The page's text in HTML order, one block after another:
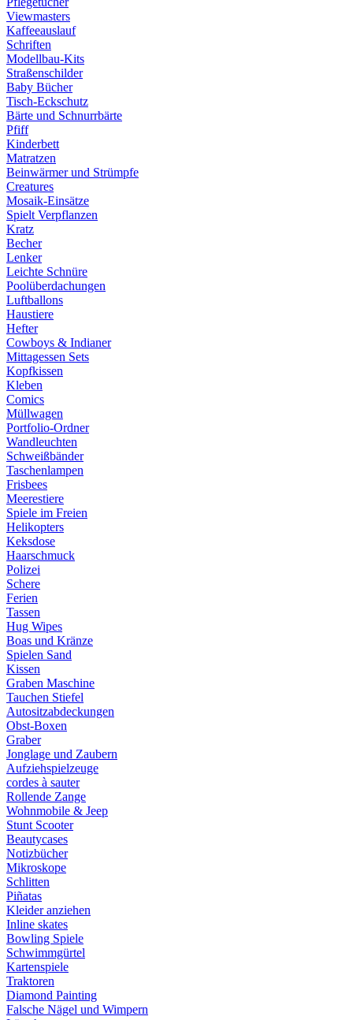
Viewmasters
Kaffeeauslauf
Schriften
Modellbau-Kits
Straßenschilder
Baby Bücher
Tisch-Eckschutz
Bärte und Schnurrbärte
Pfiff
Kinderbett
Matratzen
Beinwärmer und Strümpfe
Creatures
Mosaik-Einsätze
Spielt Verpflanzen
Kratz
Becher
Lenker
Leichte Schnüre
Poolüberdachungen
Luftballons
Haustiere
Hefter
Cowboys & Indianer
Mittagessen Sets
Kopfkissen
Kleben
Comics
Müllwagen
Portfolio-Ordner
Wandleuchten
Schweißbänder
Taschenlampen
Frisbees
Meerestiere
Spiele im Freien
Helikopters
Keksdose
Haarschmuck
Polizei
Schere
Ferien
Tassen
Hug Wipes
Boas und Kränze
Spielen Sand
Kissen
Graben Maschine
Tauchen Stiefel
Autositzabdeckungen
Obst-Boxen
Graber
Jonglage und Zaubern
Aufziehspielzeuge
cordes à sauter
Rollende Zange
Wohnmobile & Jeep
Stunt Scooter
Beautycases
Notizbücher
Mikroskope
Schlitten
Piñatas
Kleider anziehen
Inline skates
Bowling Spiele
Schwimmgürtel
Kartenspiele
Traktoren
Diamond Painting
Falsche Nägel und Wimpern